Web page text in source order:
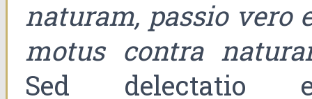
naturam, passio vero
motus contra
Sed delectatio